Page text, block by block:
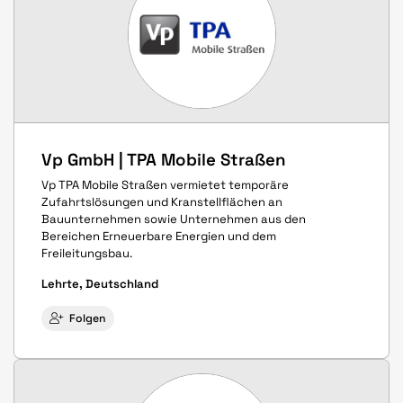
Vp GmbH | TPA Mobile Straßen
Vp TPA Mobile Straßen vermietet temporäre
Zufahrtslösungen und Kranstellflächen an
Bauunternehmen sowie Unternehmen aus den
Bereichen Erneuerbare Energien und dem
Freileitungsbau.
Lehrte, Deutschland
Folgen